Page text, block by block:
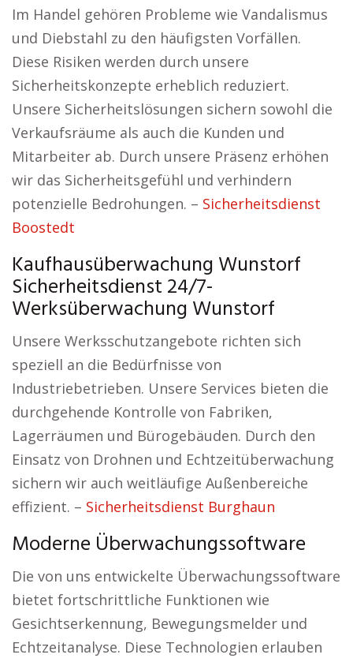
Im Handel gehören Probleme wie Vandalismus
und Diebstahl zu den häufigsten Vorfällen.
Diese Risiken werden durch unsere
Sicherheitskonzepte erheblich reduziert.
Unsere Sicherheitslösungen sichern sowohl die
Verkaufsräume als auch die Kunden und
Mitarbeiter ab. Durch unsere Präsenz erhöhen
wir das Sicherheitsgefühl und verhindern
potenzielle Bedrohungen. – Sicherheitsdienst
Boostedt
Kaufhausüberwachung Wunstorf
Sicherheitsdienst 24/7-
Werksüberwachung Wunstorf
Unsere Werksschutzangebote richten sich
speziell an die Bedürfnisse von
Industriebetrieben. Unsere Services bieten die
durchgehende Kontrolle von Fabriken,
Lagerräumen und Bürogebäuden. Durch den
Einsatz von Drohnen und Echtzeitüberwachung
sichern wir auch weitläufige Außenbereiche
effizient. – Sicherheitsdienst Burghaun
Moderne Überwachungssoftware
Die von uns entwickelte Überwachungssoftware
bietet fortschrittliche Funktionen wie
Gesichtserkennung, Bewegungsmelder und
Echtzeitanalyse. Diese Technologien erlauben